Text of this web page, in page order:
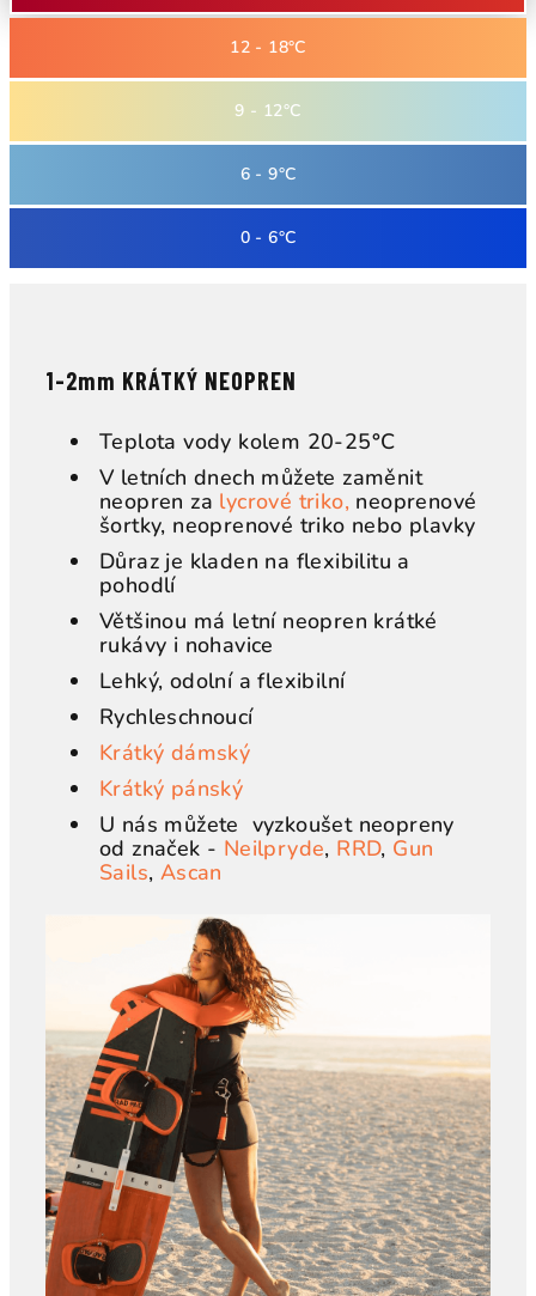
u
12 - 18°C
9 - 12°C
6 - 9°C
0 - 6°C
1-2mm KRÁTKÝ NEOPREN
Teplota vody kolem 20-25°C
V letních dnech můžete zaměnit
neopren za lycrové triko, neoprenové
šortky, neoprenové triko nebo plavky
Důraz je kladen na flexibilitu a
pohodlí
Většinou má letní neopren krátké
rukávy i nohavice
Lehký, odolní a flexibilní
Rychleschnoucí
Krátký dámský
Krátký pánský
U nás můžete vyzkoušet neopreny
od značek - Neilpryde, RRD, Gun
Sails, Ascan